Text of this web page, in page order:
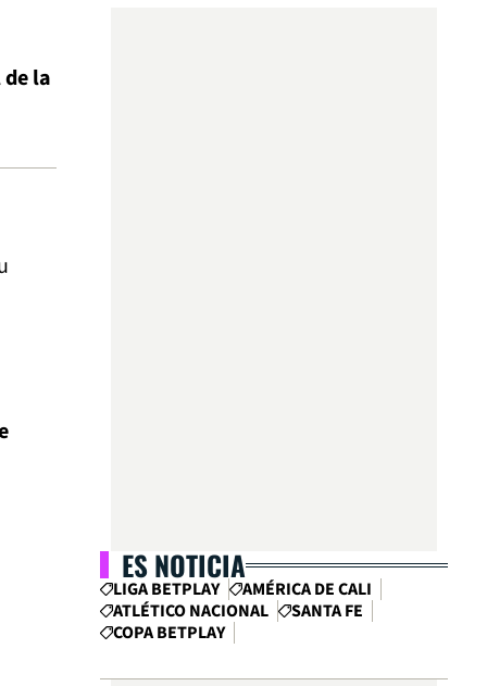
la
ES NOTICIA
LIGA BETPLAY
AMÉRICA DE CALI
ATLÉTICO NACIONAL
SANTA FE
COPA BETPLAY